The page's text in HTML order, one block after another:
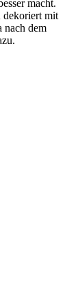
macht.
dekoriert mit
nach dem